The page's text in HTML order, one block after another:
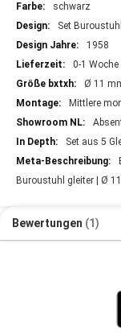
schwarz
Set
1958
0-1 Woche
Ø 11
Mittlere
Set aus 5
Buroustuhl gleiter | Ø 11
Bewertungen 1